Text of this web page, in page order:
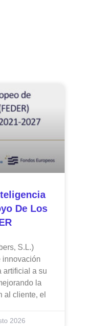
De Los
S.L.)
innovación
artificial a su
la
al cliente, el
2026